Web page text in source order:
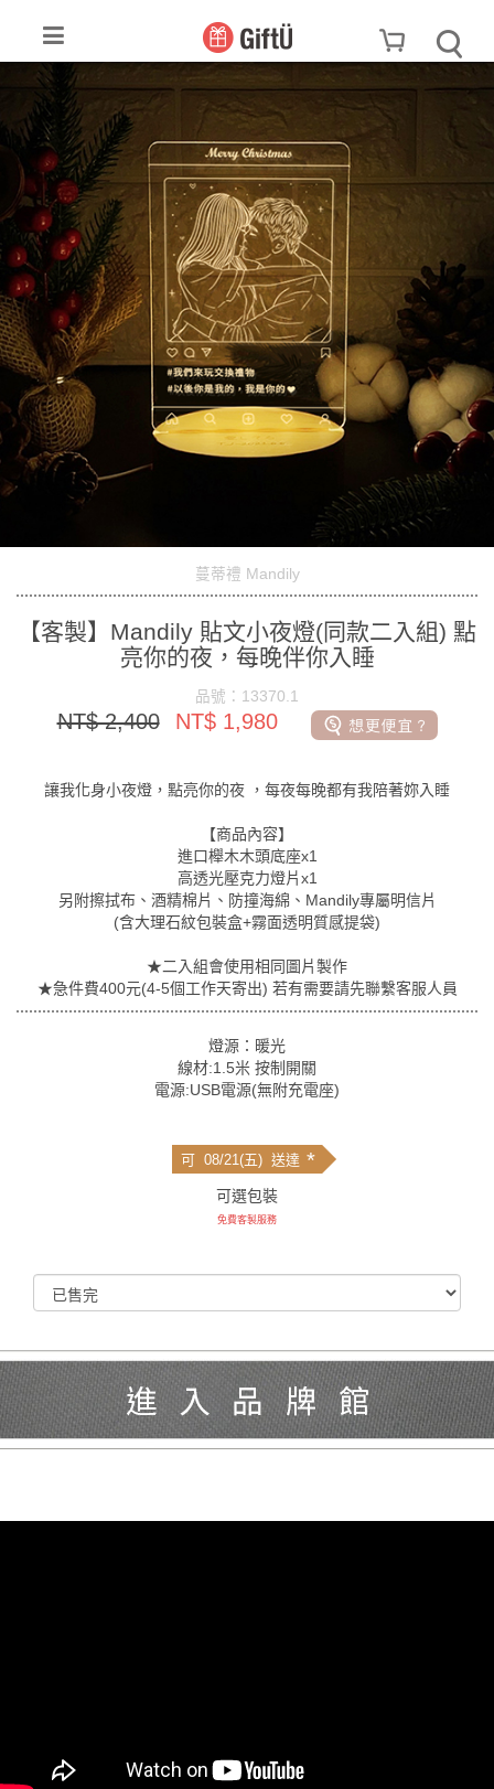
蔓蒂禮 Mandily
【客製】Mandily 貼文小夜燈(同款二入組) 點
亮你的夜，每晚伴你入睡
品號：13370.1
NT$ 2,400 NT$ 1,980
讓我化身小夜燈，點亮你的夜 ，每夜每晚都有我陪著妳入睡
【商品內容】
進口櫸木木頭底座x1
高透光壓克力燈片x1
另附擦拭布、酒精棉片、防撞海綿、Mandily專屬明信片
(含大理石紋包裝盒+霧面透明質感提袋)
★二入組會使用相同圖片製作
★急件費400元(4-5個工作天寄出) 若有需要請先聯繫客服人員
燈源：暖光
線材:1.5米 按制開關
電源:USB電源(無附充電座)
可 08/21(五) 送達 *
可選包裝
免費客製服務